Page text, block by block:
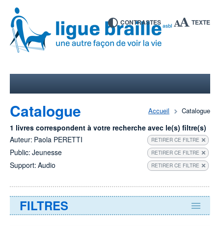
CONTRASTES TEXTE
Accueil Catalogue
Catalogue
1 livres correspondent à votre recherche avec le(s) filtre(s)
Auteur: Paola PERETTI RETIRER CE FILTRE
Public: Jeunesse RETIRER CE FILTRE
Support: Audio RETIRER CE FILTRE
FILTRES